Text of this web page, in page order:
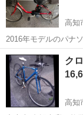
高知
2016年モデルのパナ
（12.0Ahや16.0Ahな
転車です。 オートマチックモードで約53km〜70kmの走行が可能で、
日常の通勤・通...
高知 高知市
ク
高知